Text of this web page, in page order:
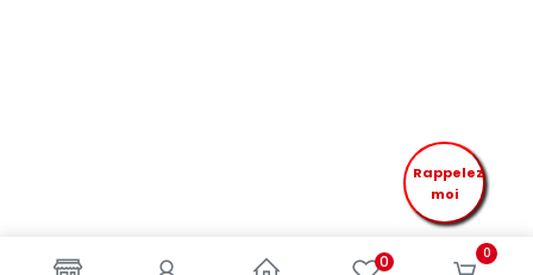
0 0
Rappelez
moi